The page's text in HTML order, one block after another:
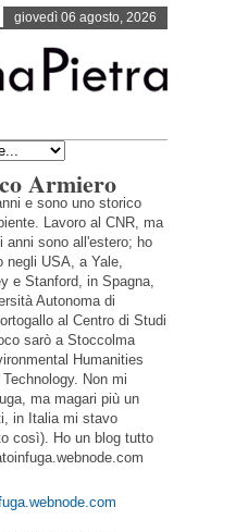
giovedì 06 agosto, 2026
Armiero
e sono uno storico
Lavoro al CNR, ma
anni sono all'estero; ho
negli USA, a Yale,
e Stanford, in Spagna,
Autonoma di
al Centro di Studi
sarò a Stoccolma
Humanities
Non mi
ma magari più un
in Italia mi stavo
così). Ho un blog tutto